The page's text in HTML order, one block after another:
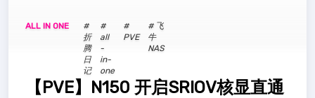
ALL IN ONE
#
折
腾
日
记
#
all
-
in-
one
#
PVE
# 飞
牛
NAS
【PVE】N150 开启SRIOV核显直通